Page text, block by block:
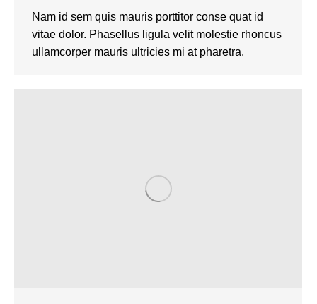
Nam id sem quis mauris porttitor conse quat id
vitae dolor. Phasellus ligula velit molestie rhoncus
ullamcorper mauris ultricies mi at pharetra.